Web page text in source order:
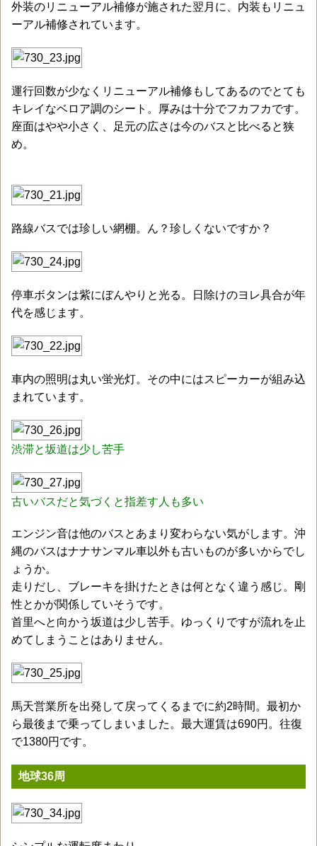
外装のリニューアル補修が施された翌月に、内装もリニュ
ーアル補修されています。
運行回数が少なくリニューアル補修もしてあるのでとても
キレイなベロア調のシート。厚みは十分でフカフカです。
座面はやや小さく、足元の広さは今のバスと比べると狭
め。
路線バスでは珍しい網棚。ん？珍しくないですか？
停車ボタンは紫にぼんやりと光る。日除けのヨレ具合が年
代を感じます。
車内の照明は丸い蛍光灯。その中にはスピーカーが組み込
まれています。
渋滞と坂道は少し苦手
古いバスだと気づくと指差す人も多い
エンジン音は他のバスとあまり変わらない気がします。沖
縄のバスはナナサンマル車以外も古いものが多いからでし
ょうか。
走りだし、ブレーキを掛けたときは何となく違う感じ。剛
性とかが関係していそうです。
首里へと向かう坂道は少し苦手。ゆっくりですが流れを止
めてしまうことはありません。
馬天営業所を出発して戻ってくるまでに約2時間。最初か
ら最後まで乗ってしまいました。最大運賃は690円。往復
で1380円です。
地球36周